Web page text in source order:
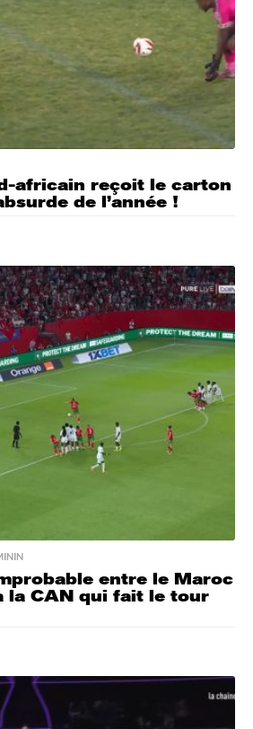
africain reçoit le carton
de l’année !
entre le Maroc
la CAN qui fait le tour